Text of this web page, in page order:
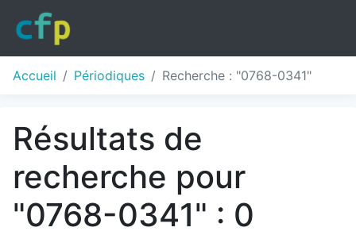
Accueil Périodiques Recherche : "0768-0341"
Résultats de
recherche pour
"0768-0341" : 0